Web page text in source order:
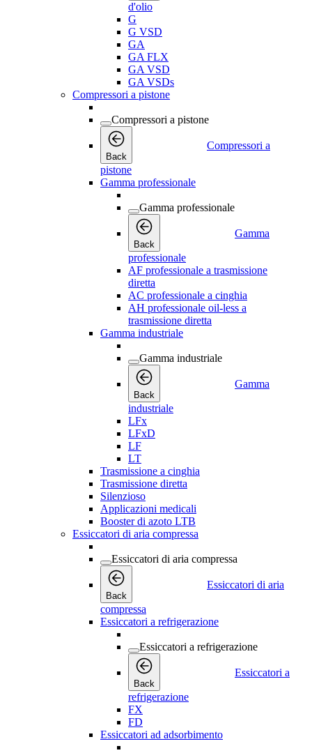
d'olio
G
G VSD
GA
GA FLX
GA VSD
GA VSDs
Compressori a pistone
Compressori a pistone
Back
Compressori a
pistone
Gamma professionale
Gamma professionale
Back
Gamma
professionale
AF professionale a trasmissione
diretta
AC professionale a cinghia
AH professionale oil-less a
trasmissione diretta
Gamma industriale
Gamma industriale
Back
Gamma
industriale
LFx
LFxD
LF
LT
Trasmissione a cinghia
Trasmissione diretta
Silenzioso
Applicazioni medicali
Booster di azoto LTB
Essiccatori di aria compressa
Essiccatori di aria compressa
Back
Essiccatori di aria
compressa
Essiccatori a refrigerazione
Essiccatori a refrigerazione
Back
Essiccatori a
refrigerazione
FX
FD
Essiccatori ad adsorbimento